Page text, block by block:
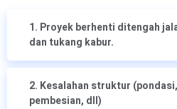
1. Proyek berhenti ditengah
dan tukang kabur.
2. Kesalahan struktur
pembesian, dll)